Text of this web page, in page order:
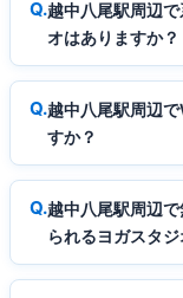
越中八尾駅周辺
オはありますか？
越中八尾駅周辺
すか？
越中八尾駅周辺
られるヨガスタ